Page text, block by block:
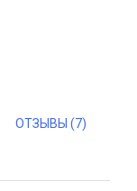
ОТЗЫВЫ (7)